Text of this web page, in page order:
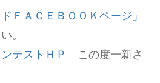
ＦＡＣＥＢＯＯＫページ」
。
テストＨＰ
この度一新さ